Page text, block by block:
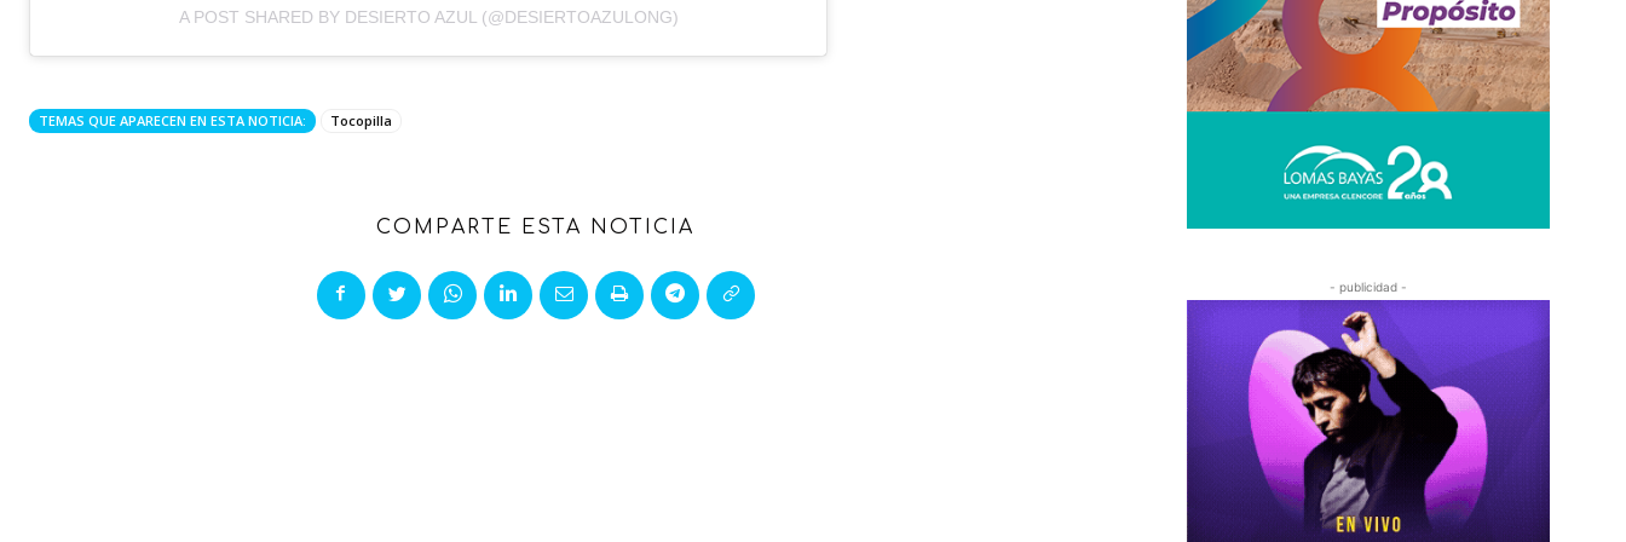
A POST SHARED BY DESIERTO AZUL (@DESIERTOAZULONG)
TEMAS QUE APARECEN EN ESTA NOTICIA: Tocopilla
COMPARTE ESTA NOTICIA
- publicidad -